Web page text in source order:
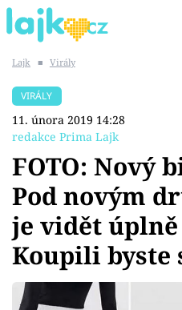
SHOPAHOLICADEL
Témata
Showbyznys
Youtubeři
Lajk ■ Virály
VIRÁLY
11. února 2019 14:28
redakce Prima Lajk
FOTO: Nový
Pod novým
je vidět
Koupili byste